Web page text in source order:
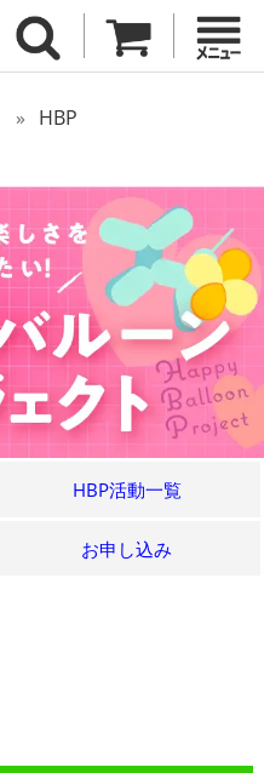
HBP
HBP活動一覧
お申し込み